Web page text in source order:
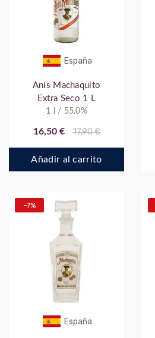
España
Anís Machaquito
Extra Seco 1 L
1 l / 55.0%
16,50 € 17,90 €
Añadir al carrito
España
-7%